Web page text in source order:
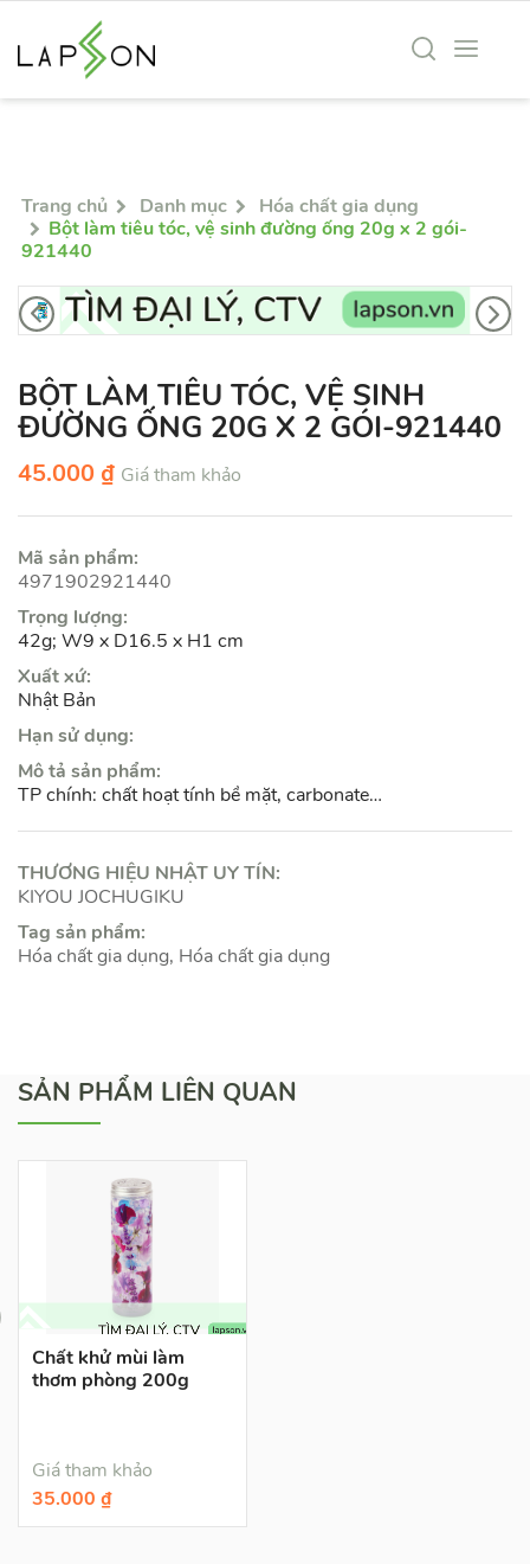
DÀNH CHO ĐẠI LÝ
Chính sách thanh toán
Chính sách đổi trả hàng
Chính sách bảo mật
Sản phẩm
Trang chủ Danh mục
Hóa chất gia dụng
Bột làm tiêu tóc, vệ sinh đường ống 20g x 2 gói-
921440
BỘT LÀM TIÊU TÓC, VỆ SINH
ĐƯỜNG ỐNG 20G X 2 GÓI-921440
45.000 ₫ Giá tham khảo
Mã sản phẩm:
4971902921440
Trọng lượng:
42g; W9 x D16.5 x H1 cm
Xuất xứ:
Nhật Bản
Hạn sử dụng:
Mô tả sản phẩm:
TP chính: chất hoạt tính bề mặt, carbonate…
THƯƠNG HIỆU NHẬT UY TÍN:
KIYOU JOCHUGIKU
Tag sản phẩm:
Hóa chất gia dụng Hóa chất gia dụng
SẢN PHẨM LIÊN QUAN
Chất khử mùi làm
thơm phòng 200g
Giá tham khảo
35.000 ₫